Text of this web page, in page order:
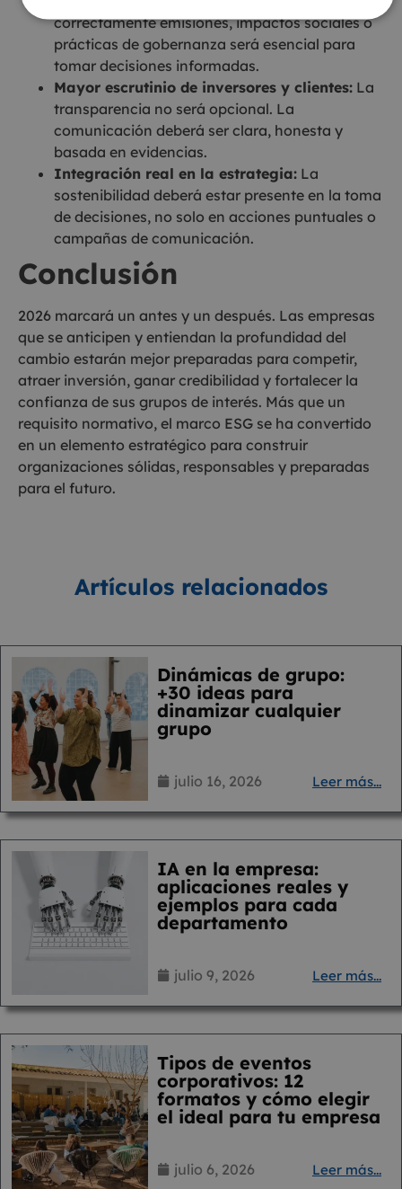
correctamente emisiones, impactos sociales o
prácticas de gobernanza será esencial para
tomar decisiones informadas.
Mayor escrutinio de inversores y clientes: La
transparencia no será opcional. La
comunicación deberá ser clara, honesta y
basada en evidencias.
Integración real en la estrategia: La
sostenibilidad deberá estar presente en la toma
de decisiones, no solo en acciones puntuales o
campañas de comunicación.
Conclusión
2026 marcará un antes y un después. Las empresas
que se anticipen y entiendan la profundidad del
cambio estarán mejor preparadas para competir,
atraer inversión, ganar credibilidad y fortalecer la
confianza de sus grupos de interés. Más que un
requisito normativo, el marco ESG se ha convertido
en un elemento estratégico para construir
organizaciones sólidas, responsables y preparadas
para el futuro.
Artículos relacionados
Dinámicas de grupo:
+30 ideas para
dinamizar cualquier
grupo
julio 16, 2026 Leer más...
IA en la empresa:
aplicaciones reales y
ejemplos para cada
departamento
julio 9, 2026 Leer más...
Tipos de eventos
corporativos: 12
formatos y cómo elegir
el ideal para tu empresa
julio 6, 2026 Leer más...